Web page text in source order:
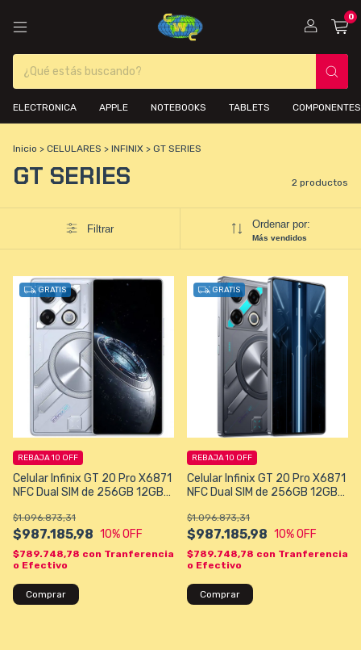
0
ELECTRONICA APPLE NOTEBOOKS TABLETS
Inicio > CELULARES > INFINIX > GT SERIES
GT SERIES 2 productos
Filtrar Ordenar por:
Más vendidos
GRATIS
Celular Infinix GT 20 Pro X6871
NFC Dual SIM de 256GB 12GB
32MP - Plata
$987.185,98
$1.096.873,31
10% OFF
REBAJA 10 OFF
$789.748,78 con Tranferencia
o Efectivo
Comprar
GRATIS
Celular Infinix GT 20 Pro X6871
NFC Dual SIM de 256GB 12GB
32MP - Blue
$987.185,98
$1.096.873,31
10% OFF
REBAJA 10 OFF
$789.748,78 con Tranferencia
o Efectivo
Comprar